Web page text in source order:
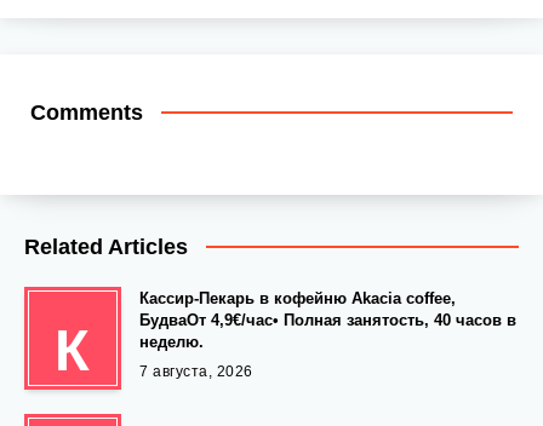
Comments
Related Articles
К
Кассир-Пекарь в кофейню Akacia coffee,
БудваОт 4,9€/час• Полная занятость, 40 часов в
неделю.
7 августа, 2026